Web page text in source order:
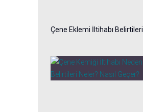
Çene Eklemi İltihabı Belirtileri